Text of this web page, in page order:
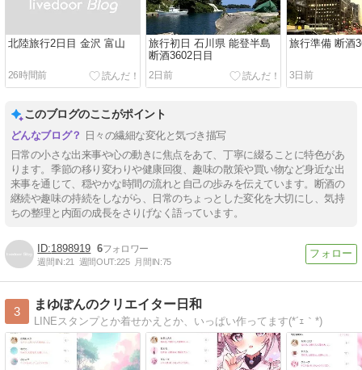
北陸旅行2日目 金沢 富山
26時間前
旅行初日 石川県 能登半島
断酒3602日目
2日前
旅行準備 断酒
3日前
このブログのここがポイント
日々の繊細な変化と気づき描写
日常の小さな出来事や心の動きに焦点をあて、丁寧に綴ることに特色があ
ります。季節の移り変わりや健康回復、趣味の散策や買い物など身近な出
来事を通じて、穏やかな時間の流れと自己の歩みを伝えています。断酒の
継続や趣味の持続をしながら、日常のちょっとした変化を大切にし、気持
ちの整理と内面の成長をさりげなく語っています。
1898919 6
週間IN:21 週間OUT:225 月間IN:75
3
まゆぽんのクリエイター日和
LINEスタンプとか着せかえとか、いっぱい作ってます(*´ｪ｀*)